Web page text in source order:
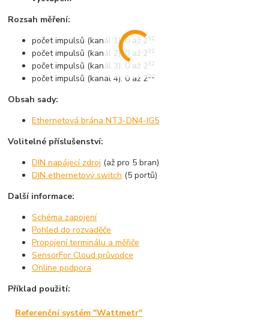
Rozsah měření:
počet impulsů (kanál 1): 0 až 232
počet impulsů (kanál 2): 0 až 232
počet impulsů (kanál 3): 0 až 232
počet impulsů (kanál 4): 0 až 232
Obsah sady:
Ethernetová brána NT3-DN4-IG5
Volitelné příslušenství:
DIN napájecí zdroj (až pro 5 bran)
DIN ethernetový switch (5 portů)
Další informace:
Schéma zapojení
Pohled do rozvaděče
Propojení terminálu a měřiče
SensorFor Cloud průvodce
Online podpora
Příklad použití:
Referenční systém "Wattmetr"